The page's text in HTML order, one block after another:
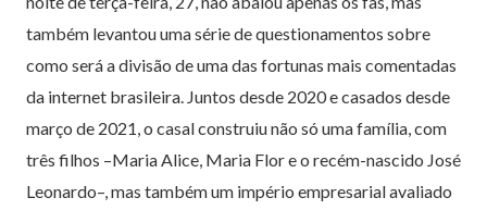
também levantou uma série de questionamentos sobre
como será a divisão de uma das fortunas mais comentadas
da internet brasileira. Juntos desde 2020 e casados desde
março de 2021, o casal construiu não só uma família, com
três filhos –Maria Alice, Maria Flor e o recém-nascido José
Leonardo–, mas também um império empresarial avaliado